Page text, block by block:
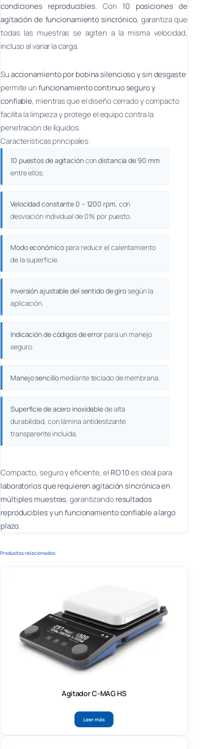
condiciones reproducibles. Con 10 posiciones de
agitación de funcionamiento sincrónico, garantiza que
todas las muestras se agiten a la misma velocidad,
incluso al variar la carga.
Suaccionamiento por bobina silencioso y sin desgaste
permite unfuncionamiento continuo seguro y
confiable, mientras que el diseño cerrado y compacto
facilita la limpieza y protege el equipo contra la
penetración de líquidos.
Características principales:
10 puestos de agitacióncondistancia de 90 mm
entre ellos.
Velocidad constante 0 – 1200 rpm, con
desviación individual de 0 % por puesto.
Modo económicopara reducir el calentamiento
de la superficie.
Inversión ajustable del sentido de girosegún la
aplicación.
Indicación de códigos de error para un manejo
seguro.
Manejo sencillomediante teclado de membrana.
Superficie de acero inoxidablede alta
durabilidad, con lámina antideslizante
transparente incluida.
Compacto, seguro y eficiente, el RO 10es ideal para
laboratorios que requieren agitación sincrónica en
múltiples muestras, garantizandoresultados
reproducibles y un funcionamiento confiable a largo
plazo.
Productos relacionados
Agitador C-MAG HS
Leer más